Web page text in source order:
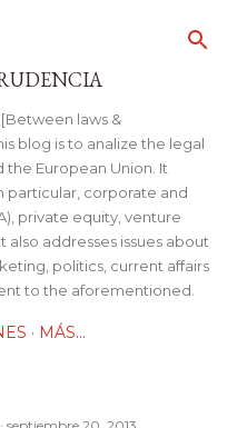
[Between laws &
blog is to analize the legal
the European Union. It
particular, corporate and
private equity, venture
also addresses issues about
politics, current affairs
to the aforementioned.
MÁS…